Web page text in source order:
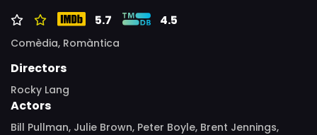
5.7 4.5
Comèdia, Romàntica
Directors
Rocky Lang
Actors
Bill Pullman, Julie Brown, Peter Boyle, Brent Jennings,